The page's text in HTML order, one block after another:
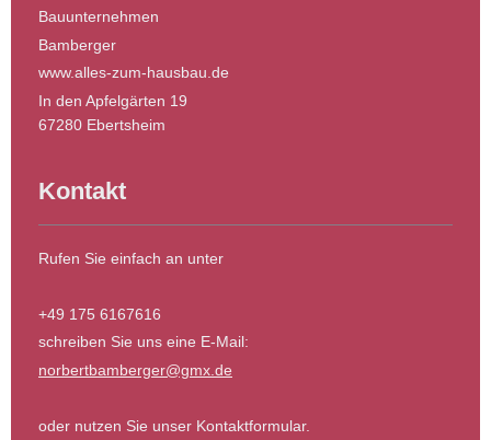
Bauunternehmen
Bamberger
www.alles-zum-hausbau.de
In den Apfelgärten 19
67280 Ebertsheim
Kontakt
Rufen Sie einfach an unter
+49 175 6167616
schreiben Sie uns eine E-Mail:
norbertbamberger@gmx.de
oder nutzen Sie unser Kontaktformular.